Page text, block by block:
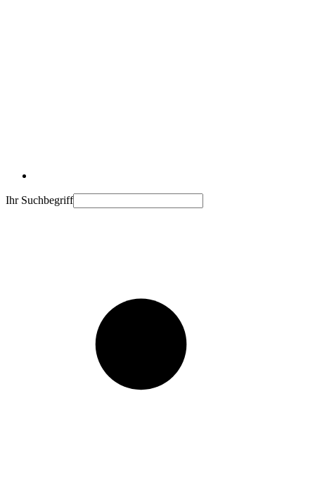
Ihr Suchbegriff